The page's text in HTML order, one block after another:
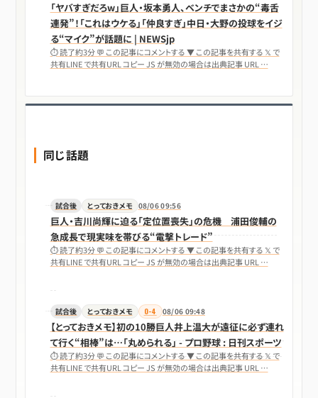
「ヤバすぎだろw」巨人・坂本勇人、ベンチでまさかの“毒舌
連発”！「これはウケる」「仲良すぎ」中日・大野の投球をイジ
る“マイク”が話題に | NEWSjp
⏱ 読了約3分 💬 この記事にコメントする ▼ この記事を共有する 𝕏 で
共有LINE で共有URL コピー JS が無効の場合は出典記事 URL …
同じ話題
試合後 とっておきメモ 08/06 09:56
巨人・吉川尚輝に迫る「定位置喪失」の危機 浦田俊輔の
急成長で現実味を帯びる“電撃トレード”
⏱ 読了約3分 💬 この記事にコメントする ▼ この記事を共有する 𝕏 で
共有LINE で共有URL コピー JS が無効の場合は出典記事 URL …
試合後 とっておきメモ 0-4 08/06 09:48
【とっておきメモ】初の10勝巨人井上温大が遠征に必ず連れ
て行く“相棒”は…「丸められる」 - プロ野球 : 日刊スポーツ
⏱ 読了約3分 💬 この記事にコメントする ▼ この記事を共有する 𝕏 で
共有LINE で共有URL コピー JS が無効の場合は出典記事 URL …